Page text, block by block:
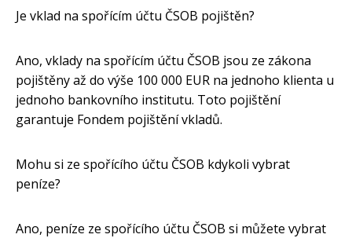
Je vklad na spořícím účtu ČSOB pojištěn?
Ano, vklady na spořícím účtu ČSOB jsou ze zákona
pojištěny až do výše 100 000 EUR na jednoho klienta u
jednoho bankovního institutu. Toto pojištění
garantuje Fondem pojištění vkladů.
Mohu si ze spořícího účtu ČSOB kdykoli vybrat
peníze?
Ano, peníze ze spořícího účtu ČSOB si můžete vybrat